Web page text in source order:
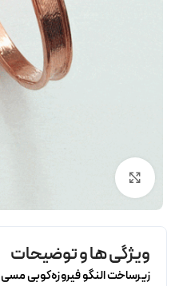
ویژگی ها و توضیحات
زیرساخت النگو فیروزه‌کوبی مسی